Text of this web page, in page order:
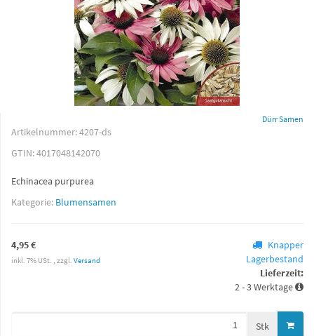
Dürr Samen
Artikelnummer:4207-ds
GTIN:4017048142070
Echinacea purpurea
Kategorie: Blumensamen
4,95 €
inkl. 7% USt. , zzgl. Versand
Knapper
Lagerbestand
Lieferzeit:
2 - 3 Werktage
Stk